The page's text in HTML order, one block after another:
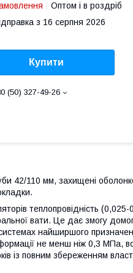
Оптом і в роздріб
з 16 серпня 2026
Купити
(50) 327-49-26
42/110 мм, захищені
теплопровідність
вати. Це дає змогу
найширшого
не менш ніж 0,3 МПа,
із повним збереженням